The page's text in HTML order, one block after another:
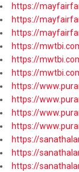
https://
https://
https://
https://
https://
https://
https://
https://
https://
https://
https://
https://
https://